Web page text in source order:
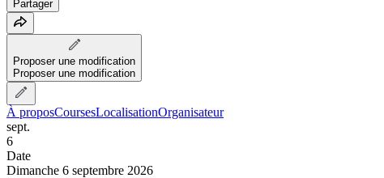
Partager
Proposer une modification
Proposer une modification
À proposCoursesLocalisationOrganisateur
sept.
6
Date
Dimanche 6 septembre 2026